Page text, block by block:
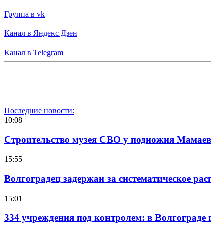
Группа в vk
Канал в Яндекс Дзен
Канал в Telegram
Последние новости:
10:08
Строительство музея СВО у подножия
15:55
Волгоградец задержан за систематическое
15:01
334 учреждения под контролем: в